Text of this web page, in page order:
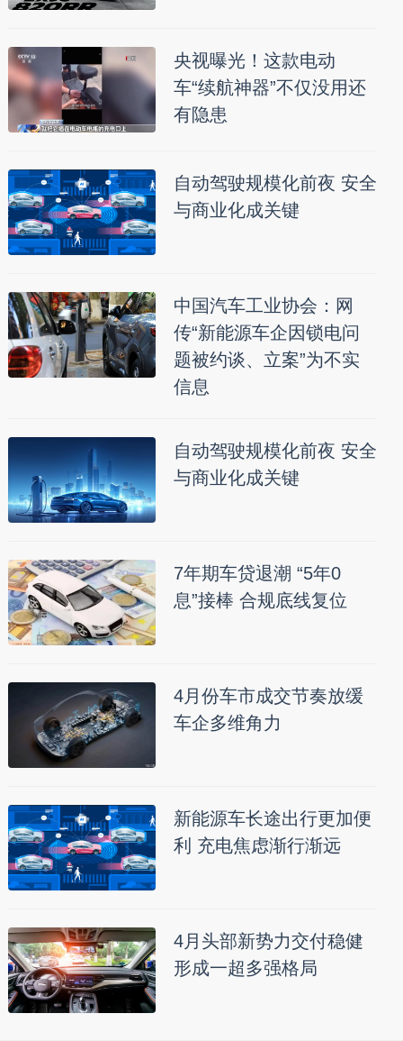
央视曝光！这款电动
车“续航神器”不仅没用还
有隐患
自动驾驶规模化前夜 安全
与商业化成关键
中国汽车工业协会：网
传“新能源车企因锁电问
题被约谈、立案”为不实
信息
自动驾驶规模化前夜 安全
与商业化成关键
7年期车贷退潮 “5年0
息”接棒 合规底线复位
4月份车市成交节奏放缓
车企多维角力
新能源车长途出行更加便
利 充电焦虑渐行渐远
4月头部新势力交付稳健
形成一超多强格局